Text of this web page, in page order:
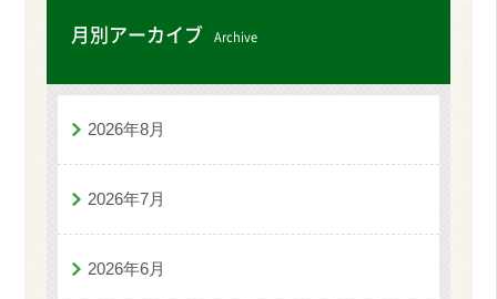
月別アーカイブ Archive
2026年8月
2026年7月
2026年6月